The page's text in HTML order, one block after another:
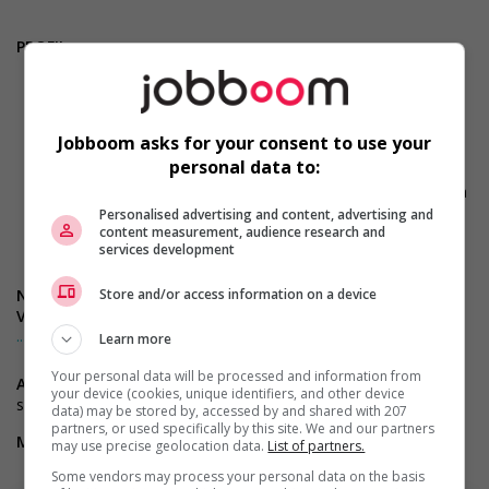
PROFIL:
3 à 5 ans dans un poste similaire;
DEC en gestion des opérations ou expérience jugé
PowerPoint) ;
Détenir de l’autonomie et un sens de l’initiative
Avoir le souci de la santé et de la sécurité au travail et de la
Qualité ;
Nous avons besoin de gens comme vous!
Venez grandir avec Nortera!
Bien que toutes les demandes d'emplois soient prises en
considération, seuls les candidats retenus seront contactés. Le
générique masculin a pu être utilisé sans discrimination et
uniquement dans le but d'alléger le texte.
... Lire la suite
Avantages salariaux : Programme complet d'avantages
sociaux
Mobilité : Aucune
Jobboom asks for your consent to use your
personal data to:
Personalised advertising and content, advertising and
content measurement, audience research and
services development
Store and/or access information on a device
Learn more
Your personal data will be processed and information from
your device (cookies, unique identifiers, and other device
data) may be stored by, accessed by and shared with 207
partners, or used specifically by this site. We and our partners
may use precise geolocation data. List of partners.
Some vendors may process your personal data on the basis